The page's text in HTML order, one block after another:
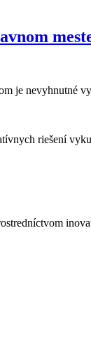
je nevyhnutné